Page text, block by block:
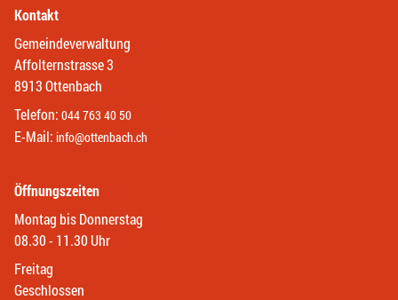
Kontakt
Gemeindeverwaltung
Affolternstrasse 3
8913 Ottenbach
Telefon: 044 763 40 50
E-Mail: info@ottenbach.ch
Öffnungszeiten
Montag bis Donnerstag
08.30 - 11.30 Uhr
Freitag
Geschlossen